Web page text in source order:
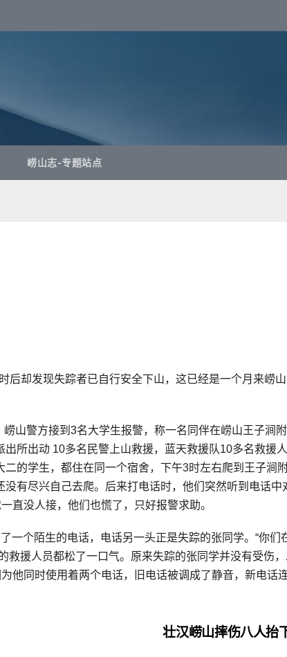
崂山志-专题站点
后却发现失踪者已自行安全下山，这已经是一个月来崂
山警方接到3名大学生报警，称一名同伴在崂山王子涧
所出动 10多名民警上山救援，蓝天救援队10多名救援
的学生，都住在同一个宿舍，下午3时左右爬到王子涧
有尽兴自己去爬。后来打电话时，他们突然听到电话中
直没人接，他们也慌了，只好报警求助。
一个陌生的电话，电话另一头正是失踪的张同学。“你们
救援人员都松了一口气。原来失踪的张同学并没有受伤
他同时使用着两个电话，旧电话被调成了静音，新电话
壮汉崂山摔伤八人抬